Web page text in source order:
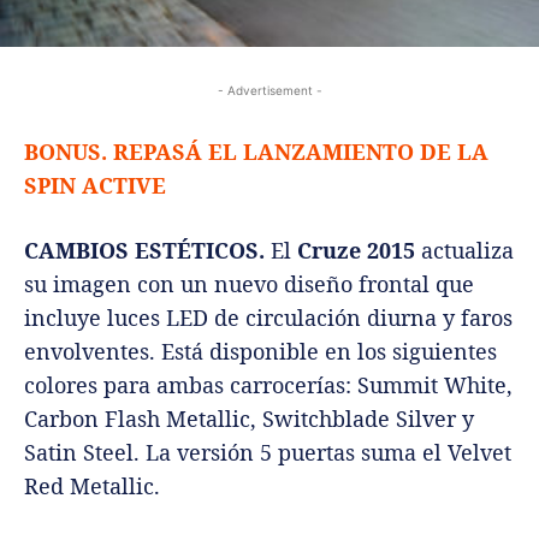
- Advertisement -
BONUS. REPASÁ EL LANZAMIENTO DE LA
SPIN ACTIVE
CAMBIOS ESTÉTICOS. El Cruze 2015 actualiza
su imagen con un nuevo diseño frontal que
incluye luces LED de circulación diurna y faros
envolventes. Está disponible en los siguientes
colores para ambas carrocerías: Summit White,
Carbon Flash Metallic, Switchblade Silver y
Satin Steel. La versión 5 puertas suma el Velvet
Red Metallic.